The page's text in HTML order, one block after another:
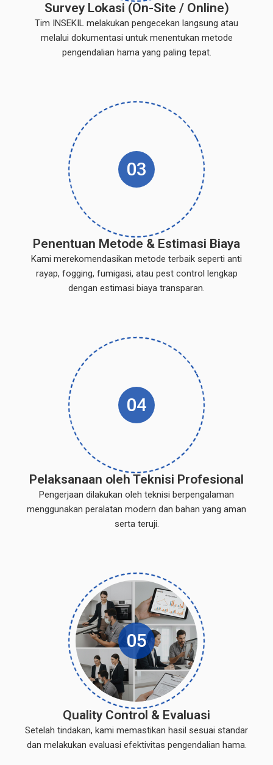
Survey Lokasi (On-Site / Online)
Tim INSEKIL melakukan pengecekan langsung atau
melalui dokumentasi untuk menentukan metode
pengendalian hama yang paling tepat.
03
Penentuan Metode & Estimasi Biaya
Kami merekomendasikan metode terbaik seperti anti
rayap, fogging, fumigasi, atau pest control lengkap
dengan estimasi biaya transparan.
04
Pelaksanaan oleh Teknisi Profesional
Pengerjaan dilakukan oleh teknisi berpengalaman
menggunakan peralatan modern dan bahan yang aman
serta teruji.
05
Quality Control & Evaluasi
Setelah tindakan, kami memastikan hasil sesuai standar
dan melakukan evaluasi efektivitas pengendalian hama.